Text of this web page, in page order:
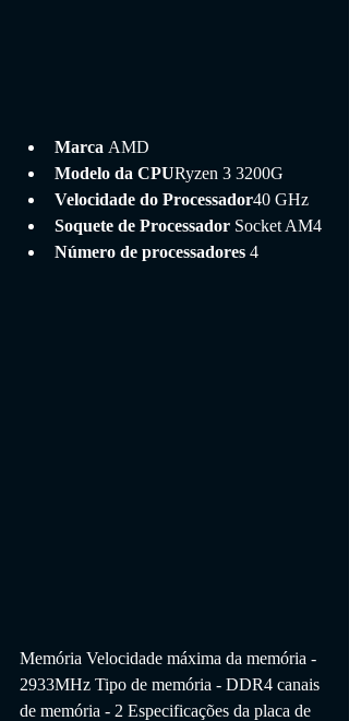
Marca AMD
Modelo da CPURyzen 3 3200G
Velocidade do Processador40 GHz
Soquete de Processador Socket AM4
Número de processadores 4
Memória Velocidade máxima da memória -
2933MHz Tipo de memória - DDR4 canais
de memória - 2 Especificações da placa de